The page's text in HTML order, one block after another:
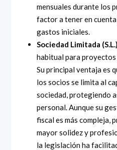
mensuales durante los
factor a tener en
gastos iniciales.
Sociedad Limitada
habitual para
Su principal ventaja es
los socios se limita al
sociedad, protegiendo
personal. Aunque su
fiscal es más compleja,
mayor solidez y
la legislación ha